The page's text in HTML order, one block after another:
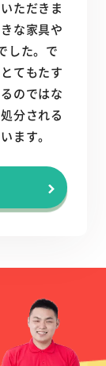
ただきま
な家具や
した。で
てもたす
のではな
分される
ます。